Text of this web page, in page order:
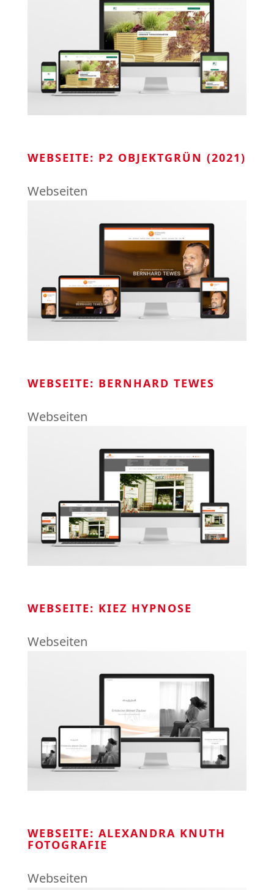
WEBSEITE: P2 OBJEKTGRÜN (2021)
Webseiten
WEBSEITE: BERNHARD TEWES
Webseiten
WEBSEITE: KIEZ HYPNOSE
Webseiten
WEBSEITE: ALEXANDRA KNUTH
FOTOGRAFIE
Webseiten